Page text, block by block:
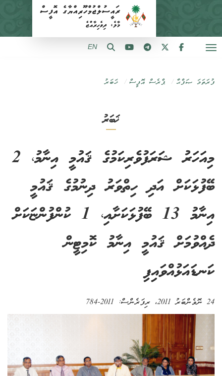
EN
ފުރަތަމަ ޞަފްޙާ ޕްރެސް އޮފީސް ޚަބަރު
ޚަބަރު
މިއަހަރު ޝަރަފުވެރިކަމުގެ ޤައުމީ އިނާމު، 2
ބޭފުޅަކަށް އަދި ހިތްވަރު ދިނުމުގެ ޤައުމީ
އިނާމު 13 ބޭފުޅަކަށާއި، 1 ކުންފުންޏަކަށް
ދެއްވުމަށް ޤައުމީ އިނާމު ކޮމިޓީން
ކަނޑައަޅުއްވައިފި
24 ނޮވެންބަރު 2011 ، ރިފަރެންސް: